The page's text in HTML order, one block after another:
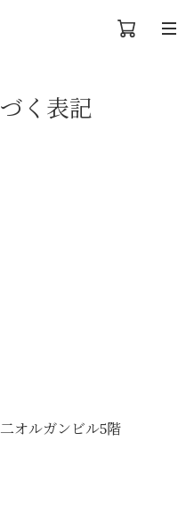
く表記
オルガンビル5階